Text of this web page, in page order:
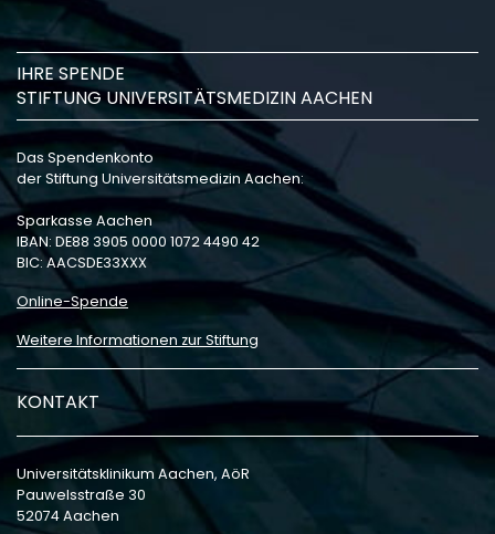
IHRE SPENDE
STIFTUNG UNIVERSITÄTSMEDIZIN AACHEN
Das Spendenkonto
der Stiftung Universitätsmedizin Aachen:
Sparkasse Aachen
IBAN: DE88 3905 0000 1072 4490 42
BIC: AACSDE33XXX
Online-Spende
Weitere Informationen zur Stiftung
KONTAKT
Universitätsklinikum Aachen, AöR
Pauwelsstraße 30
52074 Aachen